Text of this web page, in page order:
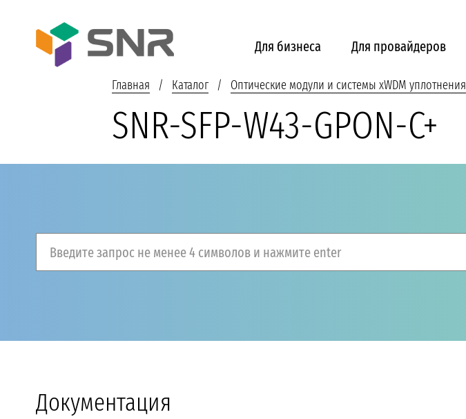
Для бизнеса Для провайдеров
Главная Каталог Оптические модули и системы xWDM уплотнения
SNR-SFP-W43-GPON-C+
Введите запрос не менее 4 символов и нажмите enter
Документация